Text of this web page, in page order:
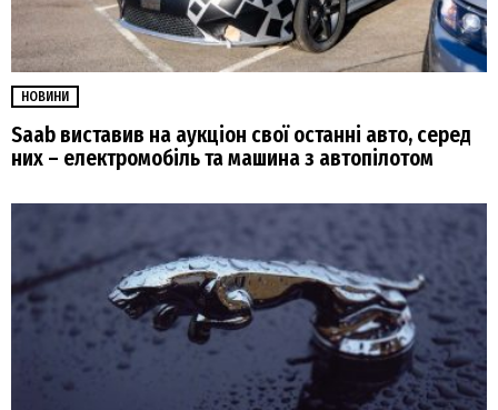
НОВИНИ
Saab виставив на аукціон свої останні авто, серед
них – електромобіль та машина з автопілотом